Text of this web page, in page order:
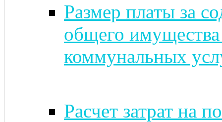
Размер платы за
общего
коммунальных
Расчет затрат на